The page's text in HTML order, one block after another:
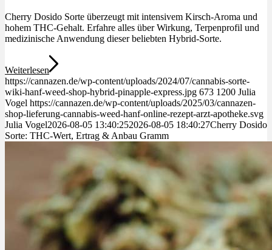
Cherry Dosido Sorte überzeugt mit intensivem Kirsch-Aroma und
hohem THC-Gehalt. Erfahre alles über Wirkung, Terpenprofil und
medizinische Anwendung dieser beliebten Hybrid-Sorte.
Weiterlesen
https://cannazen.de/wp-content/uploads/2024/07/cannabis-sorte-
wiki-hanf-weed-shop-hybrid-pinapple-express.jpg 673 1200 Julia
Vogel https://cannazen.de/wp-content/uploads/2025/03/cannazen-
shop-lieferung-cannabis-weed-hanf-online-rezept-arzt-apotheke.svg
Julia Vogel2026-08-05 13:40:252026-08-05 18:40:27Cherry Dosido
Sorte: THC-Wert, Ertrag & Anbau Gramm